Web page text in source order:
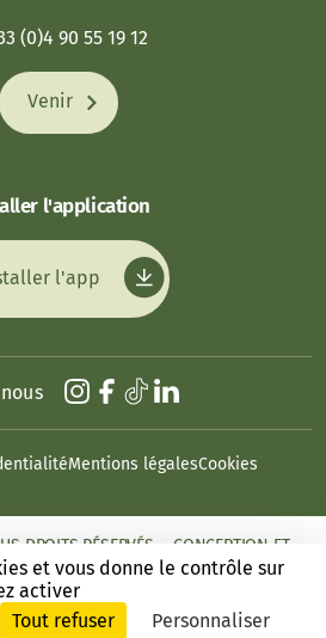
et vous donne le contrôle sur
activer
Tout refuser Personnaliser
(0)4 90 55 19 12
Venir
l'application
l'app
Mentions légalesCookies
DROITS RÉSERVÉS. - CONCEPTION ET
: ANSWEB